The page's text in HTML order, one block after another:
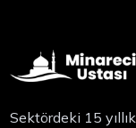
Sektördeki 15